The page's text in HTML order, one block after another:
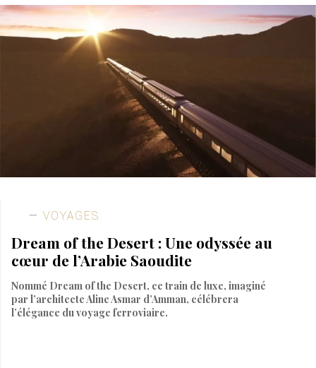
VOYAGES
Dream of the Desert : Une odyssée au
cœur de l’Arabie Saoudite
Nommé Dream of the Desert, ce train de luxe, imaginé
par l’architecte Aline Asmar d’Amman, célébrera
l’élégance du voyage ferroviaire.